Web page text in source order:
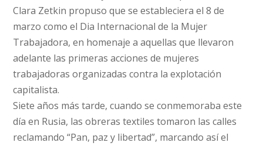
Clara Zetkin propuso que se estableciera el 8 de
marzo como el Dia Internacional de la Mujer
Trabajadora, en homenaje a aquellas que llevaron
adelante las primeras acciones de mujeres
trabajadoras organizadas contra la explotación
capitalista.
Siete años más tarde, cuando se conmemoraba este
día en Rusia, las obreras textiles tomaron las calles
reclamando “Pan, paz y libertad”, marcando así el